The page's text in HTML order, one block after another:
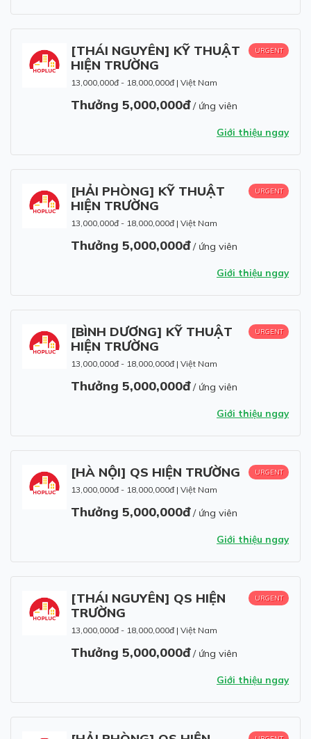
[THÁI NGUYÊN] KỸ THUẬT
HIỆN TRƯỜNG
13,000,000đ - 18,000,000đ | Việt Nam
Thưởng 5,000,000đ/ ứng viên
URGENT
Giới thiệu ngay
[HẢI PHÒNG] KỸ THUẬT
HIỆN TRƯỜNG
13,000,000đ - 18,000,000đ | Việt Nam
Thưởng 5,000,000đ/ ứng viên
URGENT
Giới thiệu ngay
[BÌNH DƯƠNG] KỸ THUẬT
HIỆN TRƯỜNG
13,000,000đ - 18,000,000đ | Việt Nam
Thưởng 5,000,000đ/ ứng viên
URGENT
Giới thiệu ngay
[HÀ NỘI] QS HIỆN TRƯỜNG
13,000,000đ - 18,000,000đ | Việt Nam
Thưởng 5,000,000đ/ ứng viên
URGENT
Giới thiệu ngay
[THÁI NGUYÊN] QS HIỆN
TRƯỜNG
13,000,000đ - 18,000,000đ | Việt Nam
Thưởng 5,000,000đ/ ứng viên
URGENT
Giới thiệu ngay